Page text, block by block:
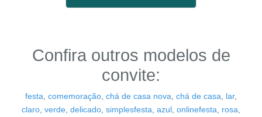
Confira outros modelos de
convite:
festa comemoração chá de casa nova chá de casa lar,
claro verde delicado simplesfesta azul onlinefesta rosa